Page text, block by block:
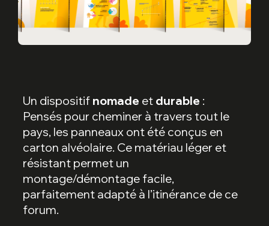
Un dispositif nomade et durable :
Pensés pour cheminer à travers tout le
pays, les panneaux ont été conçus en
carton alvéolaire. Ce matériau léger et
résistant permet un
montage/démontage facile,
parfaitement adapté à l’itinérance de ce
forum.